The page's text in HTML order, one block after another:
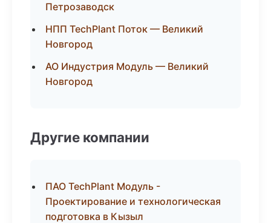
Петрозаводск
НПП TechPlant Поток — Великий
Новгород
АО Индустрия Модуль — Великий
Новгород
Другие компании
ПАО TechPlant Модуль -
Проектирование и технологическая
подготовка в Кызыл